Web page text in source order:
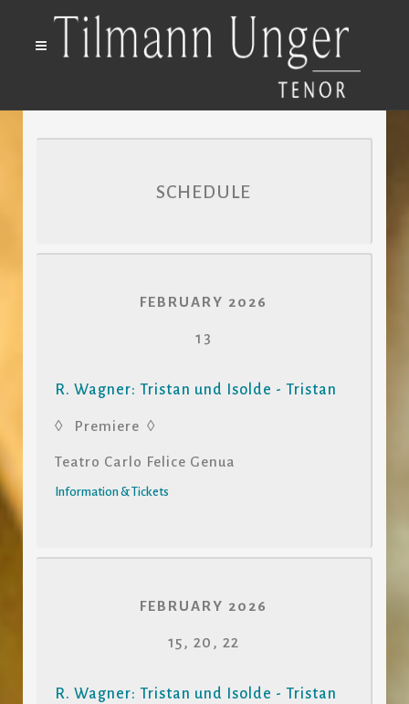
SCHEDULE
FEBRUARY 2026
13
R. Wagner: Tristan und Isolde - Tristan
◊ Premiere ◊
Teatro Carlo Felice Genua
Information & Tickets
FEBRUARY 2026
15, 20, 22
R. Wagner: Tristan und Isolde - Tristan